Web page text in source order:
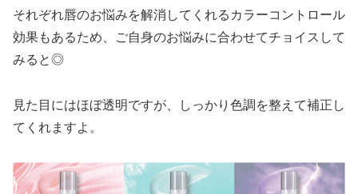
それぞれ唇のお悩みを解消してくれるカラーコントロール
効果もあるため、ご自身のお悩みに合わせてチョイスして
みると◎
見た目にはほぼ透明ですが、しっかり色調を整えて補正し
てくれますよ。